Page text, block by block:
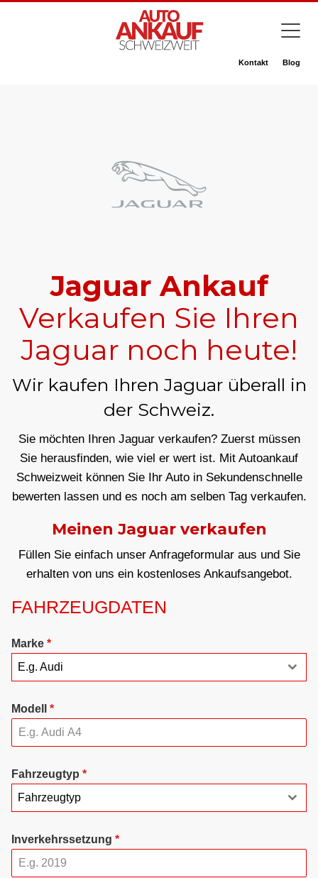
Kontakt Blog
Jaguar Ankauf
Verkaufen Sie Ihren
Jaguar noch heute!
Wir kaufen Ihren Jaguar überall in
der Schweiz.
Sie möchten Ihren Jaguar verkaufen? Zuerst müssen
Sie herausfinden, wie viel er wert ist. Mit Autoankauf
Schweizweit können Sie Ihr Auto in Sekundenschnelle
bewerten lassen und es noch am selben Tag verkaufen.
Meinen Jaguar verkaufen
Füllen Sie einfach unser Anfrageformular aus und Sie
erhalten von uns ein kostenloses Ankaufsangebot.
FAHRZEUGDATEN
Marke *
E.g. Audi
Modell *
Fahrzeugtyp *
Fahrzeugtyp
Inverkehrssetzung *